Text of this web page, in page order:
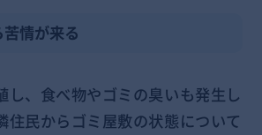
情が来る
し、食べ物やゴミの臭いも発生し
住民からゴミ屋敷の状態について